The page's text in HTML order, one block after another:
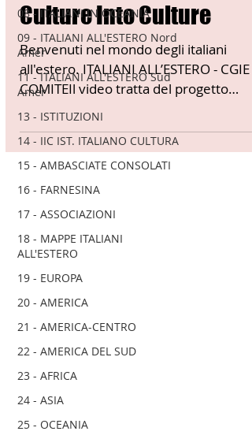
08 - ITALIANI IN OCEANIA
09 - ITALIANI ALL'ESTERO Nord
Amer
11 - ITALIANI ALL'ESTERO Sud
Amer
13 - ISTITUZIONI
14 - IIC IST. ITALIANO CULTURA
15 - AMBASCIATE CONSOLATI
16 - FARNESINA
17 - ASSOCIAZIONI
18 - MAPPE ITALIANI
ALL'ESTERO
19 - EUROPA
20 - AMERICA
21 - AMERICA-CENTRO
22 - AMERICA DEL SUD
23 - AFRICA
24 - ASIA
25 - OCEANIA
Culture Into Culture
Benvenuti nel mondo degli italiani
all'estero. ITALIANI ALL’ESTERO - CGIE -
COMITEIl video tratta del progetto
"Culture Into Culture -...